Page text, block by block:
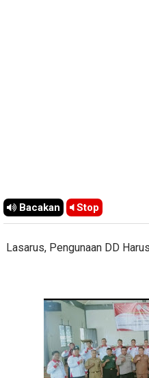
Bacakan Stop
Lasarus, Pengunaan DD